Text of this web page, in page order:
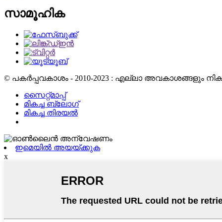
സാമൂഹിക
© പകർപ്പവകാശം - 2010-2023 : എല്ലാ അവകാശങ്ങളും
സൈറ്റ്മാപ്പ്
മികച്ച ബ്ലോഗ്
മികച്ച തിരയൽ
ഇമെയിൽ അയയ്ക്കുക
x